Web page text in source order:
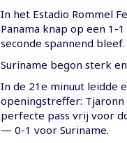
In het Estadio Rommel
Panama knap op een 1-
seconde spannend bleef.
Suriname begon sterk
In de 21e minuut leidde
openingstreffer:
perfecte pass vrij voor
— 0-1 voor Suriname.